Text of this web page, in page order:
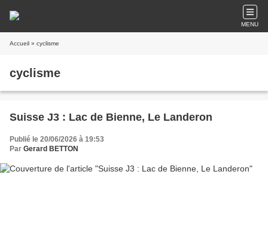
MENU
Accueil » cyclisme
cyclisme
Suisse J3 : Lac de Bienne, Le Landeron
Publié le 20/06/2026 à 19:53
Par Gerard BETTON